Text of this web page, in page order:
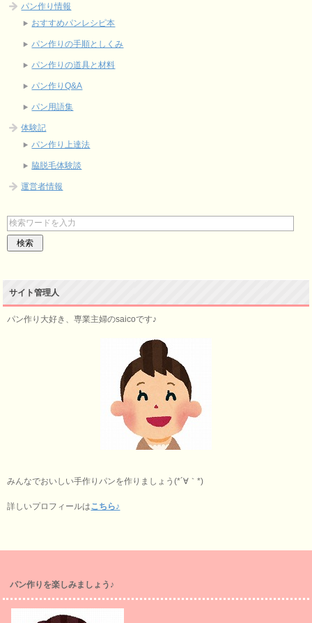
パン作り情報
おすすめパンレシピ本
パン作りの手順としくみ
パン作りの道具と材料
パン作りQ&A
パン用語集
体験記
パン作り上達法
脇脱毛体験談
運営者情報
サイト管理人
パン作り大好き、専業主婦のsaicoです♪
みんなでおいしい手作りパンを作りましょう(*´∀｀*)
詳しいプロフィールはこちら♪
パン作りを楽しみましょう♪